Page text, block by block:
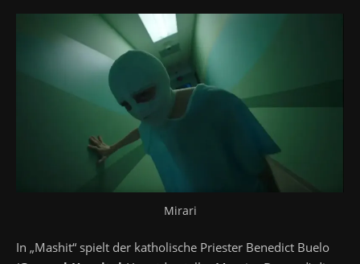
Mirari
In „Mashit“ spielt der katholische Priester Benedict Buelo